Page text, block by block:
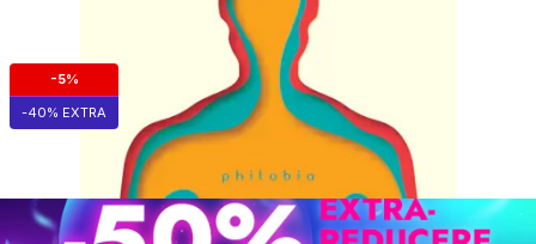
-5%
-40% EXTRA